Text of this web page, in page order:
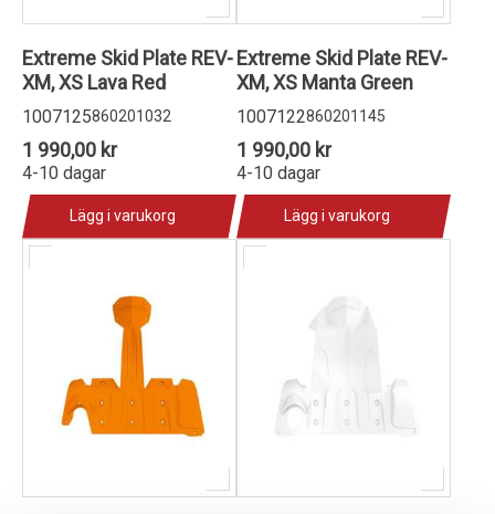
Extreme Skid Plate REV-
XM, XS Lava Red
1007125860201032
1 990,00 kr
4-10 dagar
Lägg i varukorg
Extreme Skid Plate REV-
XM, XS Manta Green
1007122860201145
1 990,00 kr
4-10 dagar
Lägg i varukorg